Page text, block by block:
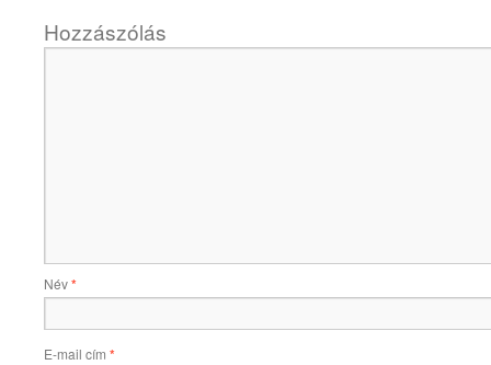
Hozzászólás
Név*
E-mail cím *